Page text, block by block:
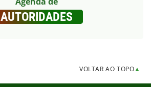
AUTORIDADES
VOLTAR AO TOPO▲